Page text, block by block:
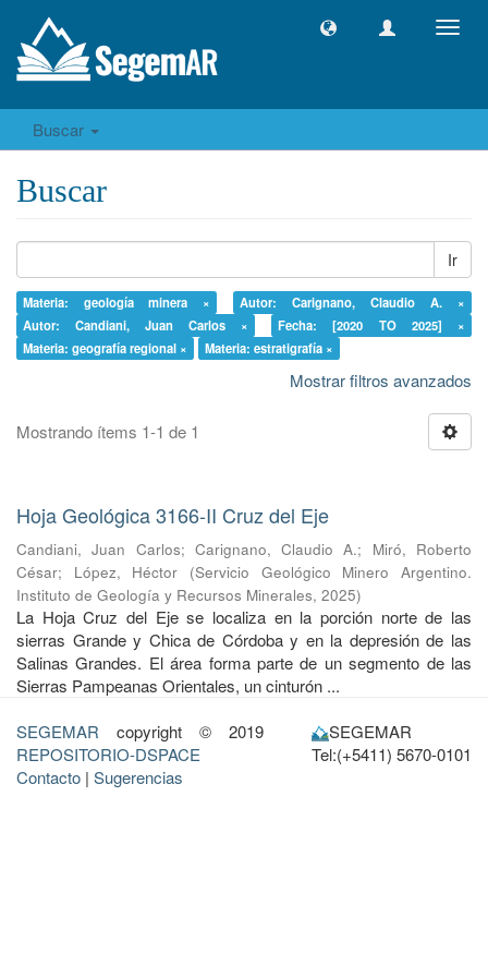
Buscar
Buscar
Ir
Materia: geología minera ×
Autor: Carignano, Claudio A. ×
Autor: Candiani, Juan Carlos ×
Fecha: [2020 TO 2025] ×
Materia: geografía regional ×
Materia: estratigrafía ×
Mostrar filtros avanzados
Mostrando ítems 1-1 de 1
Hoja Geológica 3166-II Cruz del Eje
Candiani, Juan Carlos; Carignano, Claudio A.; Miró, Roberto
César; López, Héctor (Servicio Geológico Minero Argentino.
Instituto de Geología y Recursos Minerales, 2025)
La Hoja Cruz del Eje se localiza en la porción norte de las
sierras Grande y Chica de Córdoba y en la depresión de las
Salinas Grandes. El área forma parte de un segmento de las
Sierras Pampeanas Orientales, un cinturón ...
SEGEMAR copyright © 2019
REPOSITORIO-DSPACE
Contacto | Sugerencias
SEGEMAR
Tel:(+5411) 5670-0101